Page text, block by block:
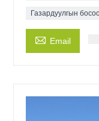
Газардуулгын
 Email